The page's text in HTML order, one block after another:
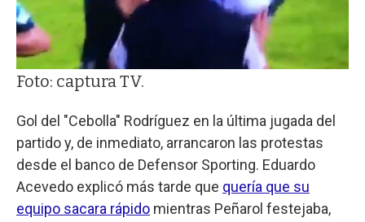
Foto: captura TV.
Gol del "Cebolla" Rodríguez en la última jugada del
partido y, de inmediato, arrancaron las protestas
desde el banco de Defensor Sporting. Eduardo
Acevedo explicó más tarde que quería que su
equipo sacara rápido mientras Peñarol festejaba,